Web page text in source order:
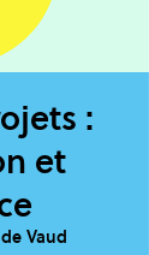
:
et
Vaud